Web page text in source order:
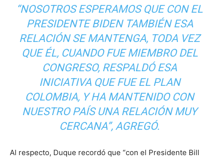
“NOSOTROS ESPERAMOS QUE CON EL
PRESIDENTE BIDEN TAMBIÉN ESA
RELACIÓN SE MANTENGA, TODA VEZ
QUE ÉL, CUANDO FUE MIEMBRO DEL
CONGRESO, RESPALDÓ ESA
INICIATIVA QUE FUE EL PLAN
COLOMBIA, Y HA MANTENIDO CON
NUESTRO PAÍS UNA RELACIÓN MUY
CERCANA”, AGREGÓ.
Al respecto, Duque recordó que “con el Presidente Bill